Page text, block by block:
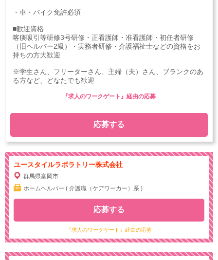
・車・バイク免許必須
■歓迎資格
喀痰吸引等研修3号研修・正看護師・准看護師・初任者研修
（旧ヘルパー2級）・実務者研修・介護福祉士などの資格をお
持ちの方大歓迎
※学生さん、フリーターさん、主婦（夫）さん、ブランクのあ
る方など、どなたでも歓迎
応募する
『求人のワークゲート』経由の応募
ユースタイルラボラトリー株式会社
群馬県富岡市
ホームヘルパー ( 介護職（ケアワーカー）系 )
『求人のワークゲート』経由の応募
応募する